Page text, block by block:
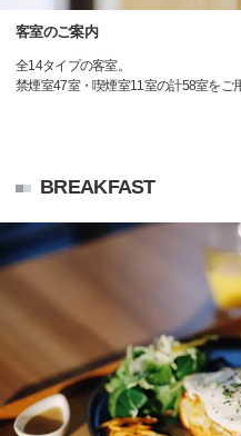
客室のご案内
全14タイプの客室。
禁煙室47室・喫煙室11室の計58室をご
BREAKFAST